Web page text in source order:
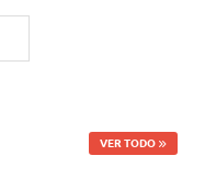
VER TODO